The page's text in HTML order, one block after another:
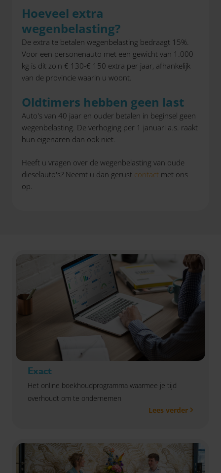
Hoeveel extra
wegenbelasting?
De extra te betalen wegenbelasting bedraagt 15%.
Voor een personenauto met een gewicht van 1.000
kg is dit zo'n € 130-€ 150 extra per jaar, afhankelijk
van de provincie waarin u woont.
Oldtimers hebben geen last
Auto's van 40 jaar en ouder betalen in beginsel geen
wegenbelasting. De verhoging per 1 januari a.s. raakt
hun eigenaren dan ook niet.
Heeft u vragen over de wegenbelasting van oude
dieselauto's? Neemt u dan gerust contact met ons
op.
Exact
Het online boekhoudprogramma waarmee je tijd
overhoudt om te ondernemen
Lees verder